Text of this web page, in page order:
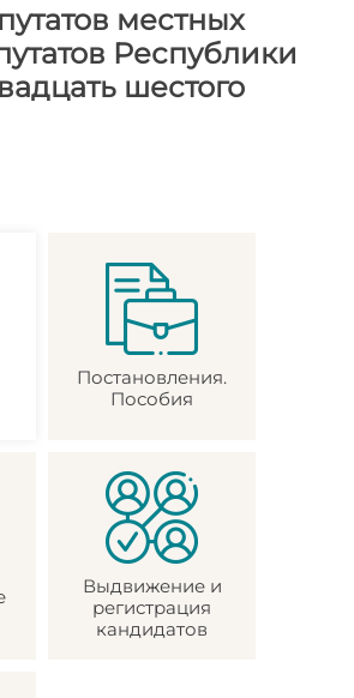
местных
Республики
шестого
Постановления.
Пособия
Выдвижение и
регистрация
кандидатов